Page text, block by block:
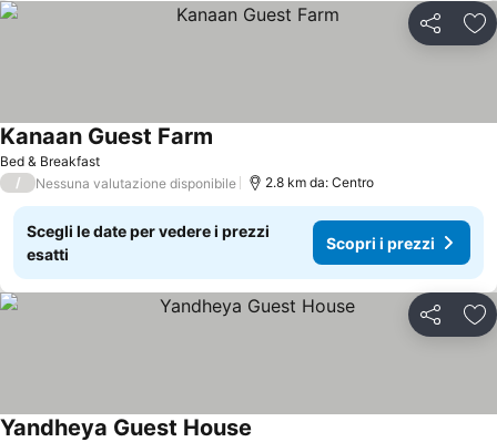
Condividi
Bed & Breakfast
Kanaan Guest Farm
/ Nessuna valutazione disponibile 2.8 km da: Centro
Scegli le date per vedere i prezzi
esatti
Scopri i prezzi
Condividi
Yandheya Guest House